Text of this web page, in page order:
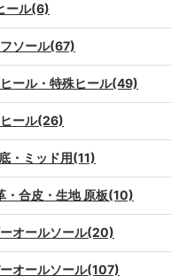
ール(6)
ソール(67)
ール・特殊ヒール(49)
ール(26)
・ミッド用(11)
・合皮・生地 原板(10)
オールソール(20)
オールソール(107)